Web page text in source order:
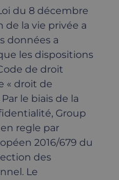
du 8 décembre
de la vie privée a
données a
les dispositions
de droit
« droit de
le biais de la
Group
regle par
2016/679 du
des
Le